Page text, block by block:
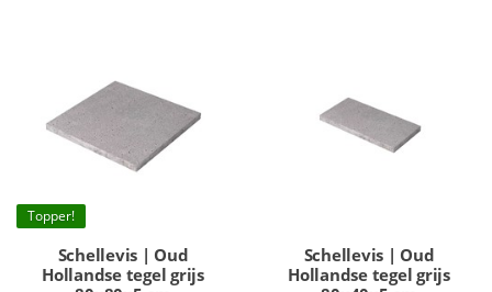
Topper!
Schellevis | Oud
Hollandse tegel grijs
Schellevis | Oud
Hollandse tegel grijs